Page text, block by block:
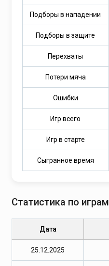
Подборы в нападении
Подборы в защите
Перехваты
Потери мяча
Ошибки
Игр всего
Игр в старте
Сыгранное время
Статистика по играм
Дата
25.12.2025